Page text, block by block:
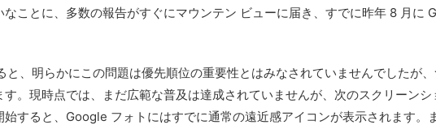
ことに、多数の報告がすぐにマウンテン ビューに届き、すでに昨年 8 月に
と、明らかにこの問題は優先順位の重要性とはみなされていませんでしたが
。現時点では、まだ広範な普及は達成されていませんが、次のスクリーン
すると、Google フォトにはすでに通常の遠近感アイコンが表示されます。